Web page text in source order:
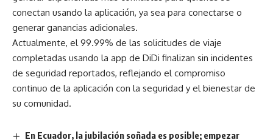
conectan usando la aplicación, ya sea para conectarse o
generar ganancias adicionales.
Actualmente, el 99.99% de las solicitudes de viaje
completadas usando la app de DiDi finalizan sin incidentes
de seguridad reportados, reflejando el compromiso
continuo de la aplicación con la seguridad y el bienestar de
su comunidad.
En Ecuador, la jubilación soñada es posible; empezar